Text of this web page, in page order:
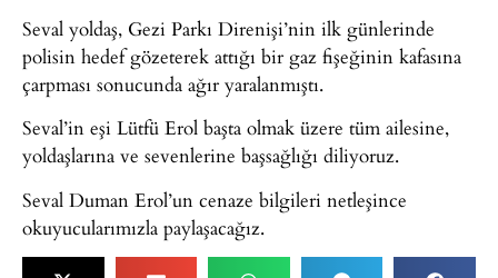
Seval yoldaş, Gezi Parkı Direnişi’nin ilk günlerinde
polisin hedef gözeterek attığı bir gaz fişeğinin kafasına
çarpması sonucunda ağır yaralanmıştı.
Seval’in eşi Lütfü Erol başta olmak üzere tüm ailesine,
yoldaşlarına ve sevenlerine başsağlığı diliyoruz.
Seval Duman Erol’un cenaze bilgileri netleşince
okuyucularımızla paylaşacağız.